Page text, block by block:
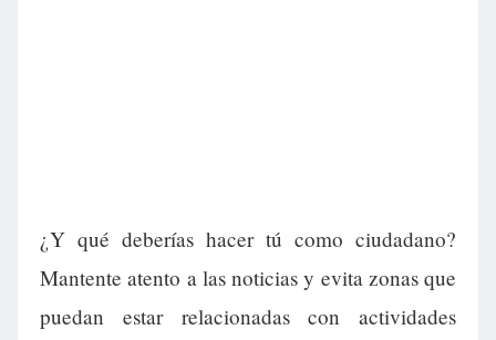
¿Y qué deberías hacer tú como ciudadano?
Mantente atento a las noticias y evita zonas que
puedan estar relacionadas con actividades